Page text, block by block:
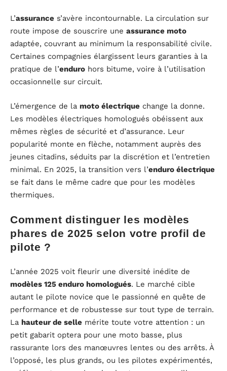
L’assurance s’avère incontournable. La circulation sur
route impose de souscrire une assurance moto
adaptée, couvrant au minimum la responsabilité civile.
Certaines compagnies élargissent leurs garanties à la
pratique de l’enduro hors bitume, voire à l’utilisation
occasionnelle sur circuit.
L’émergence de la moto électrique change la donne.
Les modèles électriques homologués obéissent aux
mêmes règles de sécurité et d’assurance. Leur
popularité monte en flèche, notamment auprès des
jeunes citadins, séduits par la discrétion et l’entretien
minimal. En 2025, la transition vers l’enduro électrique
se fait dans le même cadre que pour les modèles
thermiques.
Comment distinguer les modèles
phares de 2025 selon votre profil de
pilote ?
L’année 2025 voit fleurir une diversité inédite de
modèles 125 enduro homologués. Le marché cible
autant le pilote novice que le passionné en quête de
performance et de robustesse sur tout type de terrain.
La hauteur de selle mérite toute votre attention : un
petit gabarit optera pour une moto basse, plus
rassurante lors des manœuvres lentes ou des arrêts. À
l’opposé, les plus grands, ou les pilotes expérimentés,